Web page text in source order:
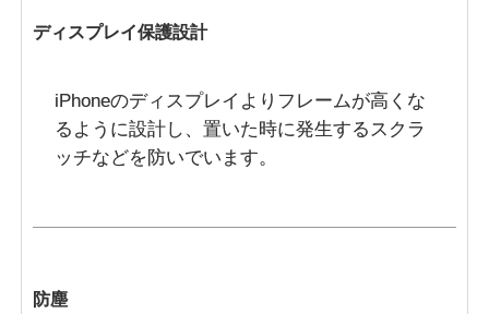
ディスプレイ保護設計
iPhoneのディスプレイよりフレームが高くな
るように設計し、置いた時に発生するスクラ
ッチなどを防いでいます。
防塵